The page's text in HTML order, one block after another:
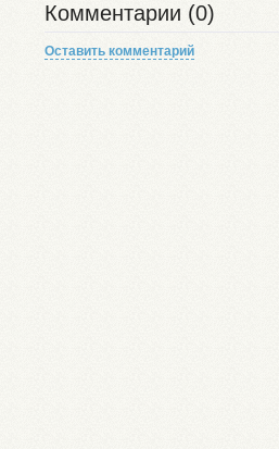
Комментарии (0)
Оставить комментарий